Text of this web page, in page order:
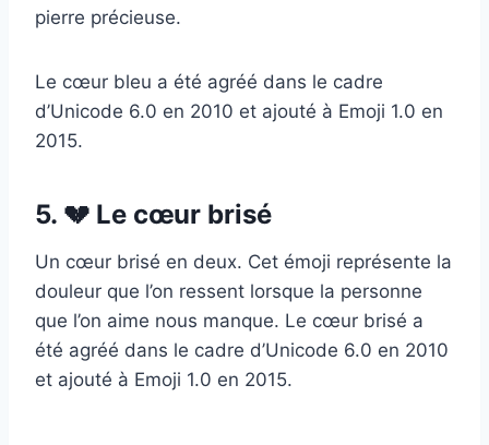
pierre précieuse.
Le cœur bleu a été agréé dans le cadre
d’Unicode 6.0 en 2010 et ajouté à Emoji 1.0 en
2015.
5. 💔 Le cœur brisé
Un cœur brisé en deux. Cet émoji représente la
douleur que l’on ressent lorsque la personne
que l’on aime nous manque. Le cœur brisé a
été agréé dans le cadre d’Unicode 6.0 en 2010
et ajouté à Emoji 1.0 en 2015.